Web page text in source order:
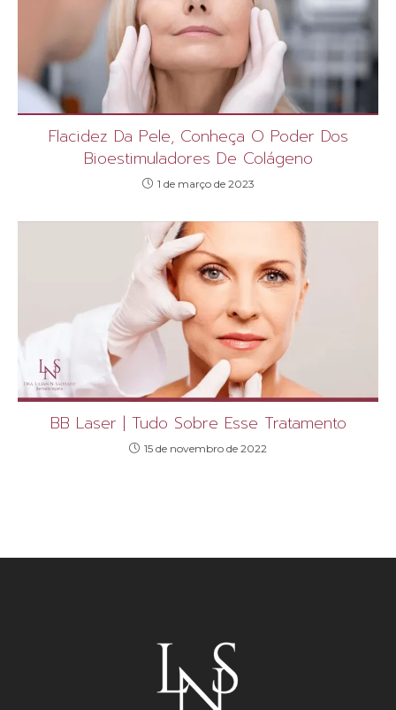
Flacidez Da Pele, Conheça O Poder Dos
Bioestimuladores De Colágeno
1 de março de 2023
BB Laser | Tudo Sobre Esse Tratamento
15 de novembro de 2022